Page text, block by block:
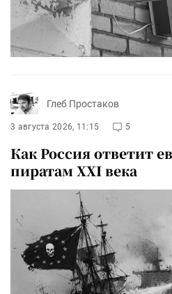
Глеб Простаков
3 августа 2026, 11:15 5
Как Россия ответит
пиратам XXI века